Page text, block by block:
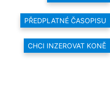
PŘEDPLATNÉ ČASOPISU
CHCI INZEROVAT KONĚ